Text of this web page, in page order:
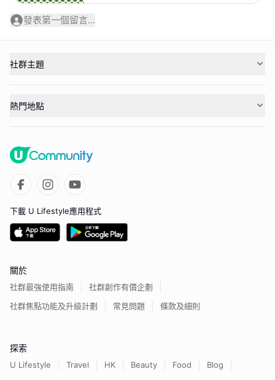
發表第一個留言...
社群主題
熱門地點
下載 U Lifestyle應用程式
關於
社群最強使用指南
社群創作有價企劃
社群焦點功能及升級計劃
常見問題 條款及細則
探索
U Lifestyle Travel HK Beauty Food
Blog